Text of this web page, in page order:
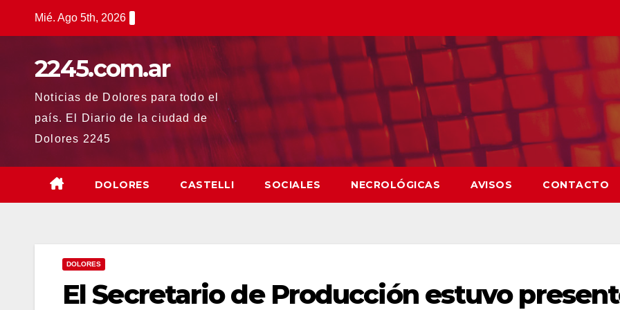
Mié. Ago 5th, 2026
2245.com.ar
Noticias de Dolores para todo el
país. El Diario de la ciudad de
Dolores 2245
DOLORES CASTELLI SOCIALES NECROLÓGICAS AVISOS CONTACTO
DOLORES
El Secretario de Producción estuvo